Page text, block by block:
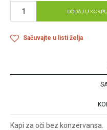
DODAJ U KORPU
Sačuvajte u listi želja
Kapi za oči bez konzervansa.